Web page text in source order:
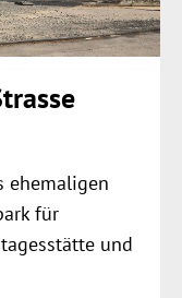
ehemaligen
für
und